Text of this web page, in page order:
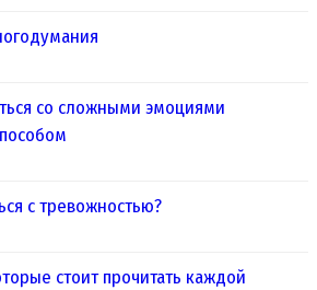
со сложными эмоциями
с тревожностью?
стоит прочитать каждой